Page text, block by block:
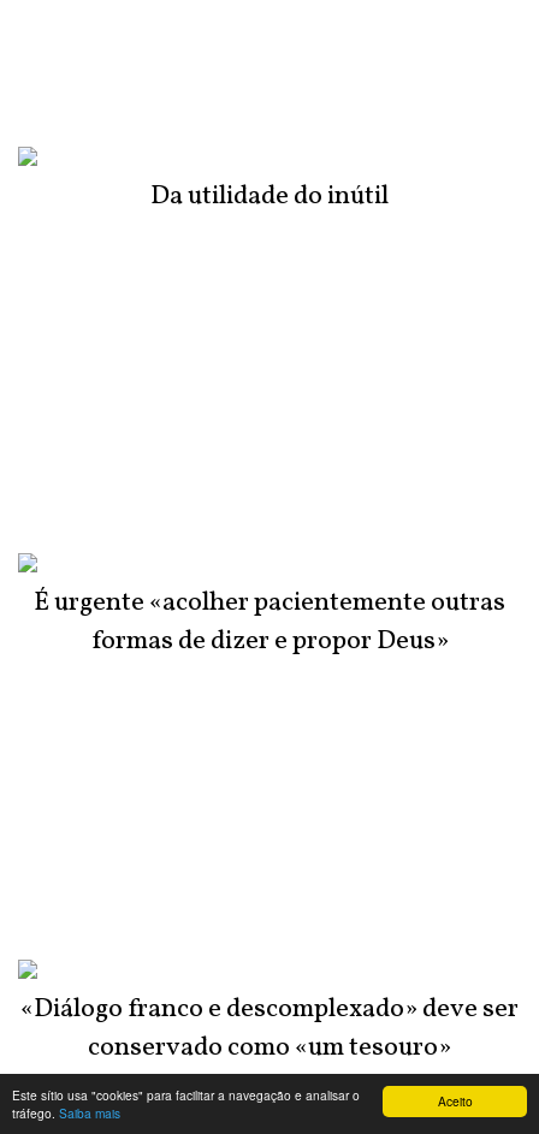
Aceito
Este sítio usa "cookies" para facilitar a navegação e analisar o
tráfego. Saiba mais
Da utilidade do inútil
É urgente «acolher pacientemente outras
formas de dizer e propor Deus»
«Diálogo franco e descomplexado» deve ser
conservado como «um tesouro»